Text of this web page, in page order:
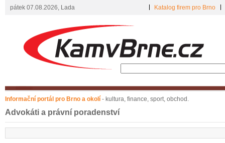
Informační portál pro Brno a okolí - kultura, finance, sport, obchod.
Katalog firem pro Brno
pátek 07.08.2026, Lada
Advokáti a právní poradenství